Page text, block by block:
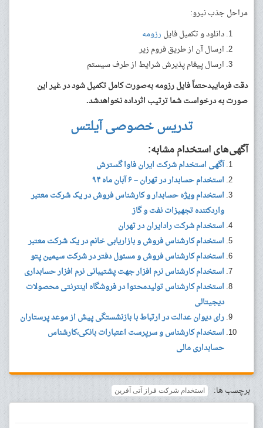
مراحل جذب نیرو:
دانلود و تکمیل فایل رزومه
ارسال آن از طریق فروم زیر
ارسال پیغام پذیرش شرایط از طرف سیستم
دقت فرماییدحتماً فایل رزومه به‌صورت کامل تکمیل شود در غیر این
صورت به درخواست شما ترتیب اثرداده نخواهدشد.
تدریس خصوصی آیلتس
آگهی‌های استخدام مشابه:
آگهی استخدام شرکت ایران فاوا گسترش
استخدام حسابدار در تهران – ۶ آبان ماه ۹۴
استخدام ویژه حسابدار و کارشناس فروش در یک شرکت معتبر
واردکننده تجهیزات نفت و گاز
استخدام شرکت رادایران در تهران
استخدام کارشناس فروش و بازاریابی خانم در یک شرکت معتبر
استخدام کارشناس فروش و مسئول دفتر در شرکت سیمین پتو
استخدام کارشناس نرم افزار جهت پشتیبانی نرم افزار حسابداری
استخدام کارشناس تولیدمحتوا در فروشگاه اینترنتی محصولات
دیجیتالی
رای دیوان عدالت در ارتباط با بازنشستگی پیش از موعد پرستاران
استخدام کارشناس و سرپرست اعتبارات بانکی،کارشناس
حسابداری مالی
برچسب ها: استخدام شرکت فراز آتی آفرین